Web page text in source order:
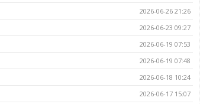
2026-06-26 21:26
2026-06-23 09:27
2026-06-19 07:53
2026-06-19 07:48
2026-06-18 10:24
2026-06-17 15:07